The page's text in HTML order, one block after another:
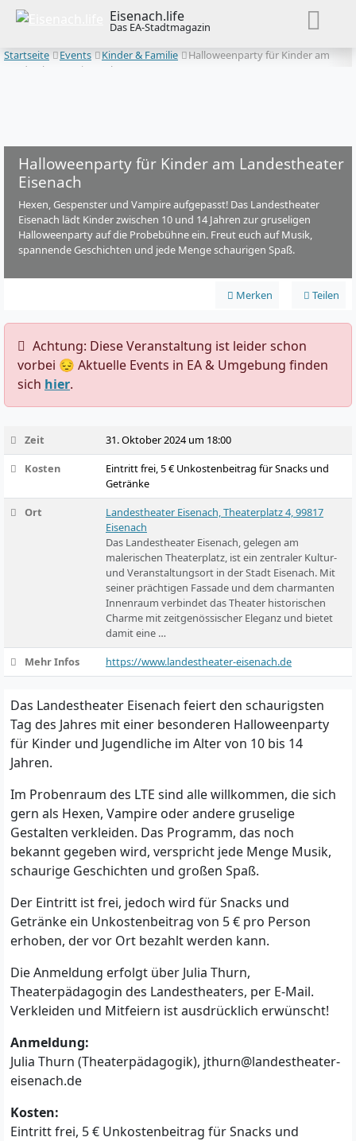
Eisenach.life
Das EA-Stadtmagazin
Startseite
Events Kinder & Familie
Halloweenparty für Kinder am
Landestheater Eisenach
Halloweenparty für Kinder am Landestheater
Eisenach
Hexen, Gespenster und Vampire aufgepasst! Das Landestheater
Eisenach lädt Kinder zwischen 10 und 14 Jahren zur gruseligen
Halloweenparty auf die Probebühne ein. Freut euch auf Musik,
spannende Geschichten und jede Menge schaurigen Spaß.
Merken Teilen
️ Achtung: Diese Veranstaltung ist leider schon
vorbei 😔 Aktuelle Events in EA & Umgebung finden
sich hier.
Zeit
31. Oktober 2024 um 18:00
Kosten
Eintritt frei, 5 € Unkostenbeitrag für Snacks und
Getränke
Ort
Landestheater Eisenach, Theaterplatz 4, 99817
Eisenach
Das Landestheater Eisenach, gelegen am
malerischen Theaterplatz, ist ein zentraler Kultur-
und Veranstaltungsort in der Stadt Eisenach. Mit
seiner prächtigen Fassade und dem charmanten
Innenraum verbindet das Theater historischen
Charme mit zeitgenössischer Eleganz und bietet
damit eine …
Mehr Infos
https://www.landestheater-eisenach.de
Das Landestheater Eisenach feiert den schaurigsten
Tag des Jahres mit einer besonderen Halloweenparty
für Kinder und Jugendliche im Alter von 10 bis 14
Jahren.
Im Probenraum des LTE sind alle willkommen, die sich
gern als Hexen, Vampire oder andere gruselige
Gestalten verkleiden. Das Programm, das noch
bekannt gegeben wird, verspricht jede Menge Musik,
schaurige Geschichten und großen Spaß.
Der Eintritt ist frei, jedoch wird für Snacks und
Getränke ein Unkostenbeitrag von 5 € pro Person
erhoben, der vor Ort bezahlt werden kann.
Die Anmeldung erfolgt über Julia Thurn,
Theaterpädagogin des Landestheaters, per E-Mail.
Verkleiden und Mitfeiern ist ausdrücklich erwünscht!
Anmeldung:
Julia Thurn (Theaterpädagogik), jthurn@landestheater-
eisenach.de
Kosten:
Eintritt frei, 5 € Unkostenbeitrag für Snacks und